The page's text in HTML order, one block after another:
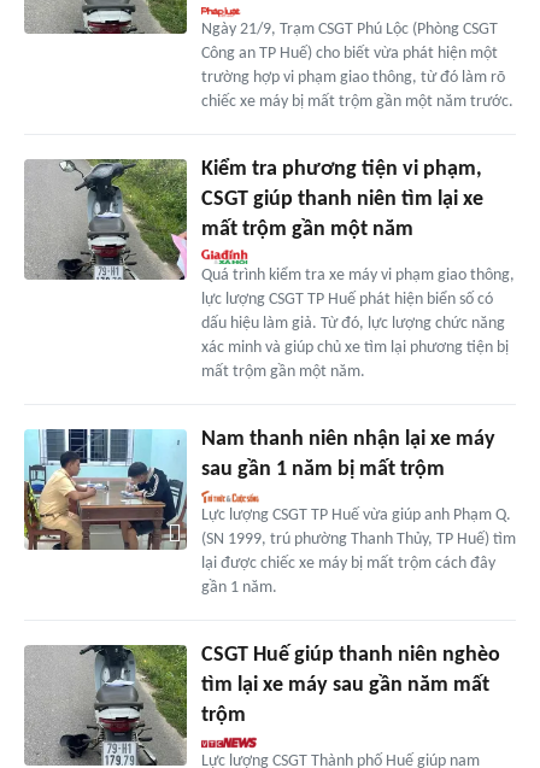
Ngày 21/9, Trạm CSGT Phú Lộc (Phòng CSGT
Công an TP Huế) cho biết vừa phát hiện một
trường hợp vi phạm giao thông, từ đó làm rõ
chiếc xe máy bị mất trộm gần một năm trước.
Kiểm tra phương tiện vi phạm,
CSGT giúp thanh niên tìm lại xe
mất trộm gần một năm
Quá trình kiểm tra xe máy vi phạm giao thông,
lực lượng CSGT TP Huế phát hiện biển số có
dấu hiệu làm giả. Từ đó, lực lượng chức năng
xác minh và giúp chủ xe tìm lại phương tiện bị
mất trộm gần một năm.
Nam thanh niên nhận lại xe máy
sau gần 1 năm bị mất trộm
Lực lượng CSGT TP Huế vừa giúp anh Phạm Q.
(SN 1999, trú phường Thanh Thủy, TP Huế) tìm
lại được chiếc xe máy bị mất trộm cách đây
gần 1 năm.
CSGT Huế giúp thanh niên nghèo
tìm lại xe máy sau gần năm mất
trộm
Lực lượng CSGT Thành phố Huế giúp nam